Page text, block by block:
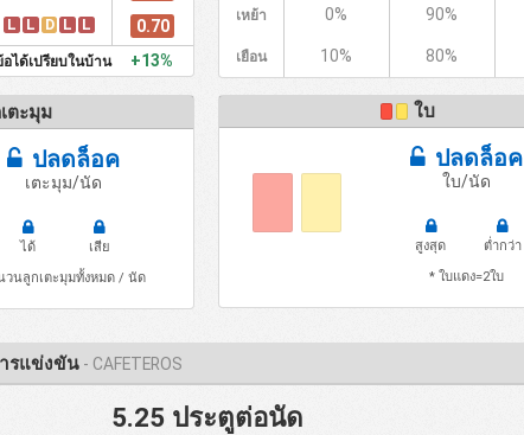
L L D L L 0.70
อได้เปรียบในบ้าน +13%
เหย้า 0% 90%
เยือน 10% 80%
ตะมุม
ปลดล็อค
เตะมุม/นัด
ได้
เสีย
วนลูกเตะมุมทั้งหมด / นัด
ใบ
ปลดล็อค
ใบ/นัด
สูงสุด
ต่ำกว่า
* ใบแดง=2ใบ
รแข่งขัน - CAFETEROS
5.25 ประตูต่อนัด